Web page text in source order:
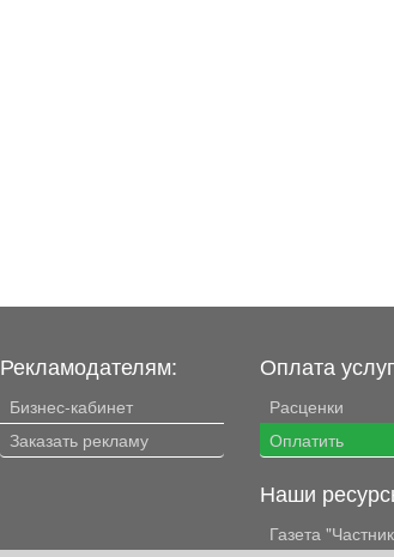
Рекламодателям:
Бизнес-кабинет
Заказать рекламу
Оплата
Расценки
Оплатить
Наши
Газета